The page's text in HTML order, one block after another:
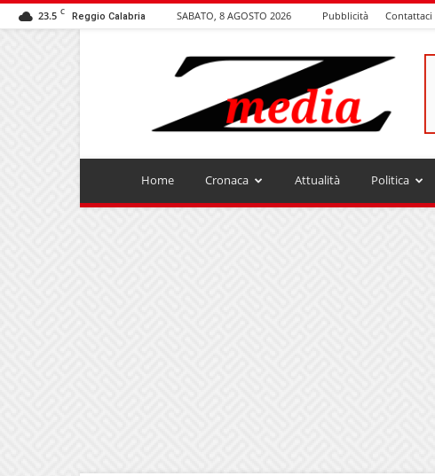
23.5 C Reggio Calabria SABATO, 8 AGOSTO 2026 Pubblicità Contattaci
ZMEDIA
Home Cronaca Attualità Politica